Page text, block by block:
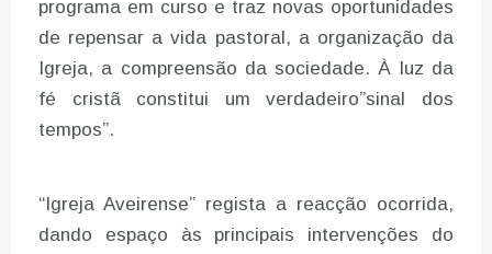
programa em curso e traz novas oportunidades
de repensar a vida pastoral, a organização da
Igreja, a compreensão da sociedade. À luz da
fé cristã constitui um verdadeiro”sinal dos
tempos”.
“Igreja Aveirense” regista a reacção ocorrida,
dando espaço às principais intervenções do